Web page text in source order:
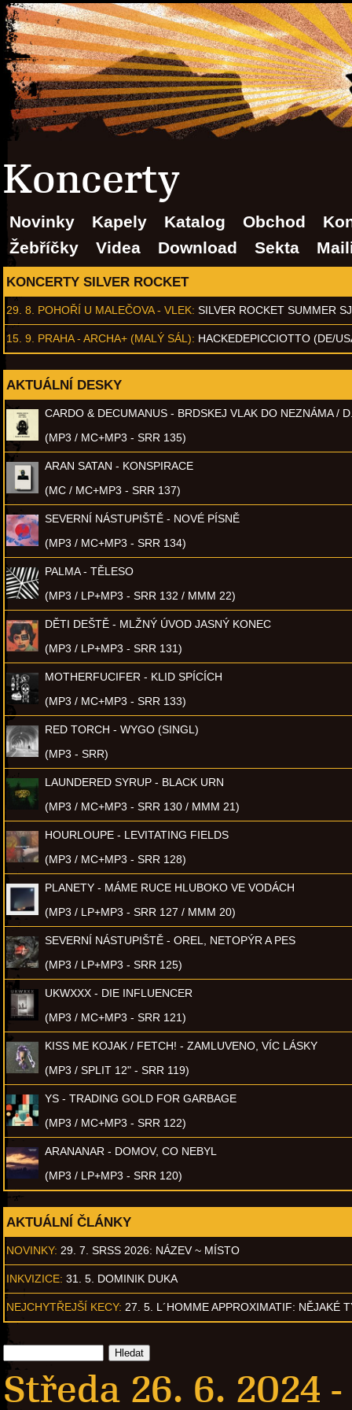
Koncerty
Novinky Kapely Katalog Obchod
Žebříčky
Videa Download Sekta
KONCERTY SILVER ROCKET
29. 8. POHOŘÍ U MALEČOVA - VLEK: SILVER ROCKET SUMMER
15. 9. PRAHA - ARCHA+ (MALÝ SÁL): HACKEDEPICCIOTTO (DE/
AKTUÁLNÍ DESKY
CARDO & DECUMANUS - BRDSKEJ VLAK DO NEZNÁMA /
(MP3 / MC+MP3 - SRR 135)
ARAN SATAN - KONSPIRACE
(MC / MC+MP3 - SRR 137)
SEVERNÍ NÁSTUPIŠTĚ - NOVÉ PÍSNĚ
(MP3 / MC+MP3 - SRR 134)
PALMA - TĚLESO
(MP3 / LP+MP3 - SRR 132 / MMM 22)
DĚTI DEŠTĚ - MLŽNÝ ÚVOD JASNÝ KONEC
(MP3 / LP+MP3 - SRR 131)
MOTHERFUCIFER - KLID SPÍCÍCH
(MP3 / MC+MP3 - SRR 133)
RED TORCH - WYGO (SINGL)
(MP3 - SRR)
LAUNDERED SYRUP - BLACK URN
(MP3 / MC+MP3 - SRR 130 / MMM 21)
HOURLOUPE - LEVITATING FIELDS
(MP3 / MC+MP3 - SRR 128)
PLANETY - MÁME RUCE HLUBOKO VE VODÁCH
(MP3 / LP+MP3 - SRR 127 / MMM 20)
SEVERNÍ NÁSTUPIŠTĚ - OREL, NETOPÝR A PES
(MP3 / LP+MP3 - SRR 125)
UKWXXX - DIE INFLUENCER
(MP3 / MC+MP3 - SRR 121)
KISS ME KOJAK / FETCH! - ZAMLUVENO, VÍC LÁSKY
(MP3 / SPLIT 12" - SRR 119)
YS - TRADING GOLD FOR GARBAGE
(MP3 / MC+MP3 - SRR 122)
ARANANAR - DOMOV, CO NEBYL
(MP3 / LP+MP3 - SRR 120)
AKTUÁLNÍ ČLÁNKY
NOVINKY: 29. 7. SRSS 2026: NÁZEV ~ MÍSTO
INKVIZICE: 31. 5. DOMINIK DUKA
NEJCHYTŘEJŠÍ KECY: 27. 5. L´HOMME APPROXIMATIF: NĚJAKÉ
Středa 26. 6. 2024 -